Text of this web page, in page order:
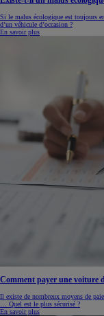
Si le malus écologique est toujours
d’un véhicule d’occasion ?
En savoir plus
Comment payer une voiture
Il existe de nombreux moyens de
… Quel est le plus sécurisé ?
En savoir plus